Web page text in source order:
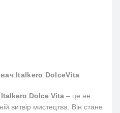
Italkero DolceVita
Italkero Dolce Vita – це не
витвір мистецтва. Він стане